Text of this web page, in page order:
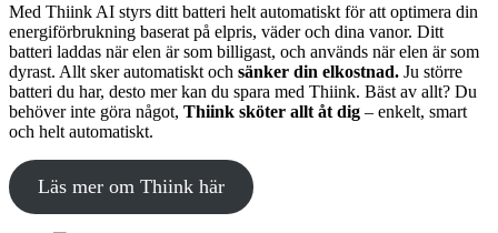
Med Thiink AI styrs ditt batteri helt automatiskt för att optimera din
energiförbrukning baserat på elpris, väder och dina vanor. Ditt
batteri laddas när elen är som billigast, och används när elen är som
dyrast. Allt sker automatiskt och sänker din elkostnad. Ju större
batteri du har, desto mer kan du spara med Thiink. Bäst av allt? Du
behöver inte göra något, Thiink sköter allt åt dig – enkelt, smart
och helt automatiskt.
Läs mer om Thiink här